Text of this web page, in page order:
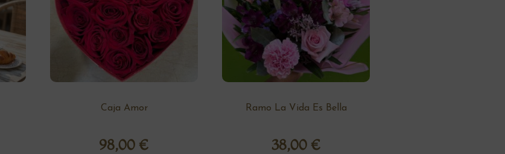
Caja Amor
98,00 €
Ramo La Vida Es Bella
38,00 €